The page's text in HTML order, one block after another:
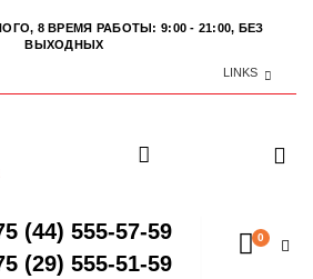
8 ВРЕМЯ РАБОТЫ: 9:00 - 21:00, БЕЗ
ВЫХОДНЫХ
LINKS
(44) 555-57-59
(29) 555-51-59
0